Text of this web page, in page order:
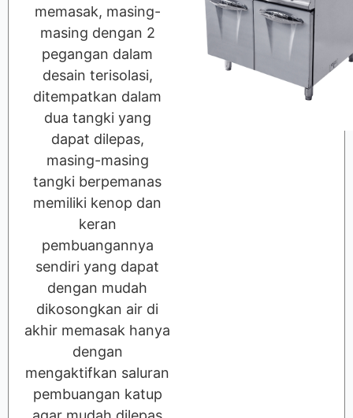
memasak, masing-
masing dengan 2
pegangan dalam
desain terisolasi,
ditempatkan dalam
dua tangki yang
dapat dilepas,
masing-masing
tangki berpemanas
memiliki kenop dan
keran
pembuangannya
sendiri yang dapat
dengan mudah
dikosongkan air di
akhir memasak hanya
dengan
mengaktifkan saluran
pembuangan katup